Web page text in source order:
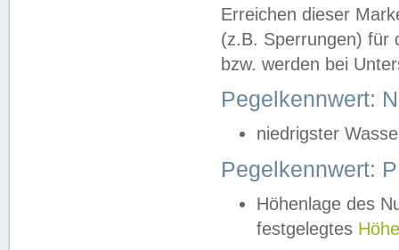
Erreichen dieser
(z.B. Sperrungen) für
bzw. werden bei
Pegelkennwert:
niedrigster
Pegelkennwert:
Höhenlage des
festgelegtes